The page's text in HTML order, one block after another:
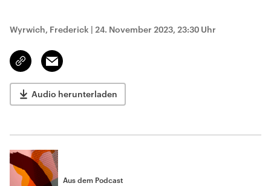
Wyrwich, Frederick | 24. November 2023, 23:30 Uhr
Link
kopieren/teilen
Email
Audio herunterladen
Aus dem Podcast